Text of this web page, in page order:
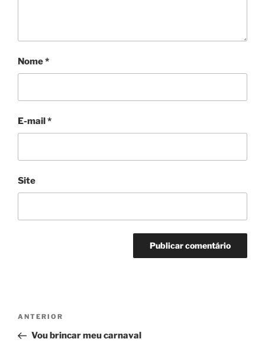
Nome*
E-mail*
Site
Navegação
Post
Post
anterior
ANTERIOR
Vou brincar meu carnaval